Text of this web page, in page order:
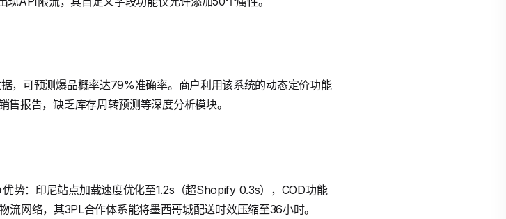
，可预测爆品概率达79%准确率。商户利用该系统的动态定价功能
报告，缺乏库存周转预测等深度分析模块。
势：印尼站点加载速度优化至1.2s（超Shopify 0.3s），COD功能
网络，其3PL合作体系能将墨西哥城配送时效压缩至36小时。